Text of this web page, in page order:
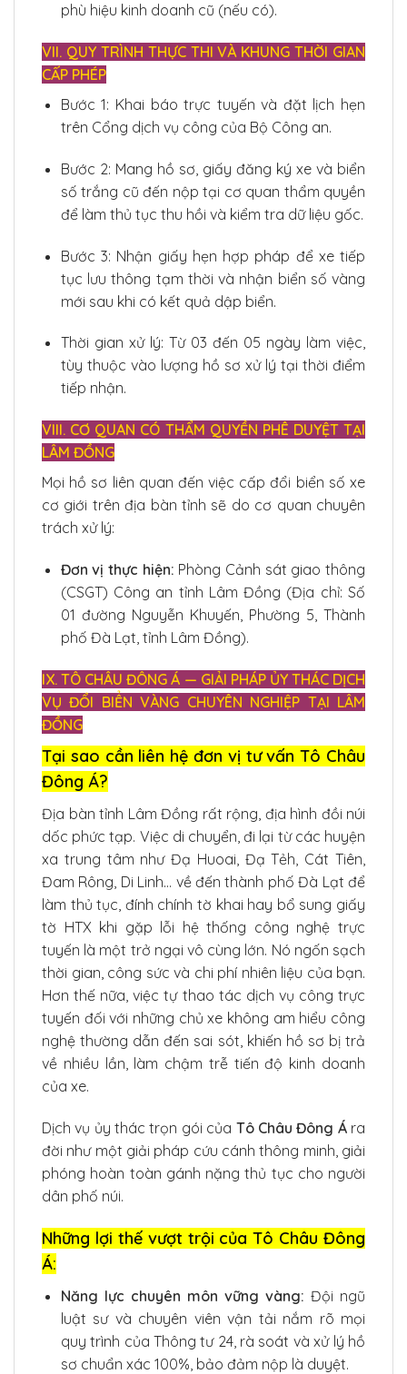
phù hiệu kinh doanh cũ (nếu có).
VII. QUY TRÌNH THỰC THI VÀ KHUNG THỜI GIAN
CẤP PHÉP
Bước 1: Khai báo trực tuyến và đặt lịch hẹn
trên Cổng dịch vụ công của Bộ Công an.
Bước 2: Mang hồ sơ, giấy đăng ký xe và biển
số trắng cũ đến nộp tại cơ quan thẩm quyền
để làm thủ tục thu hồi và kiểm tra dữ liệu gốc.
Bước 3: Nhận giấy hẹn hợp pháp để xe tiếp
tục lưu thông tạm thời và nhận biển số vàng
mới sau khi có kết quả dập biển.
Thời gian xử lý: Từ 03 đến 05 ngày làm việc,
tùy thuộc vào lượng hồ sơ xử lý tại thời điểm
tiếp nhận.
VIII. CƠ QUAN CÓ THẨM QUYỀN PHÊ DUYỆT TẠI
LÂM ĐỒNG
Mọi hồ sơ liên quan đến việc cấp đổi biển số xe
cơ giới trên địa bàn tỉnh sẽ do cơ quan chuyên
trách xử lý:
Đơn vị thực hiện: Phòng Cảnh sát giao thông
(CSGT) Công an tỉnh Lâm Đồng (Địa chỉ: Số
01 đường Nguyễn Khuyến, Phường 5, Thành
phố Đà Lạt, tỉnh Lâm Đồng).
IX. TÔ CHÂU ĐÔNG Á — GIẢI PHÁP ỦY THÁC DỊCH
VỤ ĐỔI BIỂN VÀNG CHUYÊN NGHIỆP TẠI LÂM
ĐỒNG
Tại sao cần liên hệ đơn vị tư vấn Tô Châu
Đông Á?
Địa bàn tỉnh Lâm Đồng rất rộng, địa hình đồi núi
dốc phức tạp. Việc di chuyển, đi lại từ các huyện
xa trung tâm như Đạ Huoai, Đạ Tẻh, Cát Tiên,
Đam Rông, Di Linh… về đến thành phố Đà Lạt để
làm thủ tục, đính chính tờ khai hay bổ sung giấy
tờ HTX khi gặp lỗi hệ thống công nghệ trực
tuyến là một trở ngại vô cùng lớn. Nó ngốn sạch
thời gian, công sức và chi phí nhiên liệu của bạn.
Hơn thế nữa, việc tự thao tác dịch vụ công trực
tuyến đối với những chủ xe không am hiểu công
nghệ thường dẫn đến sai sót, khiến hồ sơ bị trả
về nhiều lần, làm chậm trễ tiến độ kinh doanh
của xe.
Dịch vụ ủy thác trọn gói của Tô Châu Đông Ára
đời như một giải pháp cứu cánh thông minh, giải
phóng hoàn toàn gánh nặng thủ tục cho người
dân phố núi.
Những lợi thế vượt trội của Tô Châu Đông
Á:
Năng lực chuyên môn vững vàng: Đội ngũ
luật sư và chuyên viên vận tải nắm rõ mọi
quy trình của Thông tư 24, rà soát và xử lý hồ
sơ chuẩn xác 100%, bảo đảm nộp là duyệt.